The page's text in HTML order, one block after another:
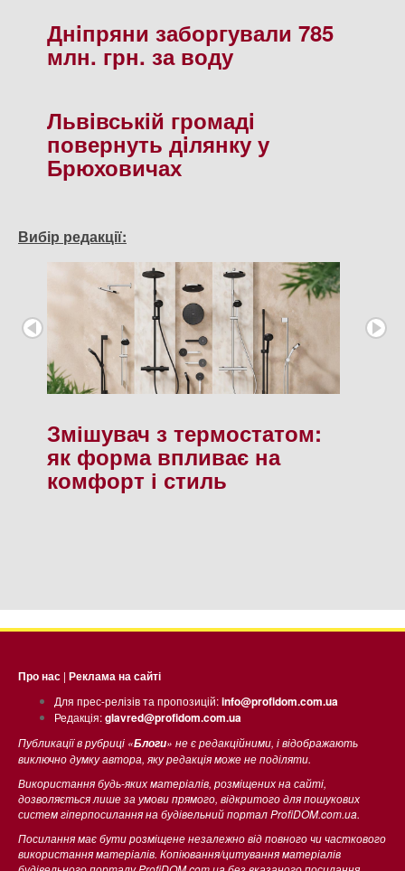
Днiпряни заборгували 785
млн. грн. за воду
Львiвськiй громадi
повернуть дiлянку у
Брюховичах
Вибір редакції:
Змішувач з термостатом:
як форма впливає на
комфорт і стиль
Про нас | Реклама на сайті
Для прес-релізів та пропозицій:info@profidom.com.ua
Редакція:glavred@profidom.com.ua
Публикації в рубриці «Блоги» не є редакційними, і відображають
виключно думку автора, яку редакція може не поділяти.
Використання будь-яких матеріалів, розміщених на сайті,
дозволяється лише за умови прямого, відкритого для пошукових
систем гіперпосилання на будівельний портал ProfiDOM.com.ua.
Посилання має бути розміщене незалежно від повного чи часткового
використання матеріалів. Копіювання/цитування матеріалів